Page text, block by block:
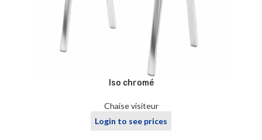
Iso chromé
Chaise visiteur
Login to see prices